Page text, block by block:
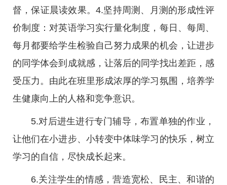
督，保证晨读效果。4.坚持周测、月测的形成性评
价制度：对英语学习实行量化制度，每日、每周、
每月都要给学生检验自己努力成果的机会，让进步
的同学体会到成就感，让落后的同学找出差距，感
受压力。由此在班里形成浓厚的学习氛围，培养学
生健康向上的人格和竞争意识。
5.对后进生进行专门辅导，布置单独的作业，
让他们在小进步、小转变中体味学习的快乐，树立
学习的自信，尽快成长起来。
6.关注学生的情感，营造宽松、民主、和谐的